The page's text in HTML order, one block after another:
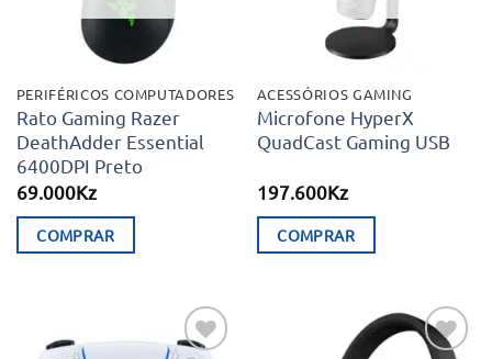
PERIFÉRICOS COMPUTADORES
Rato Gaming Razer
DeathAdder Essential
6400DPI Preto
69.000Kz
COMPRAR
ACESSÓRIOS GAMING
Microfone HyperX
QuadCast Gaming USB
197.600Kz
COMPRAR